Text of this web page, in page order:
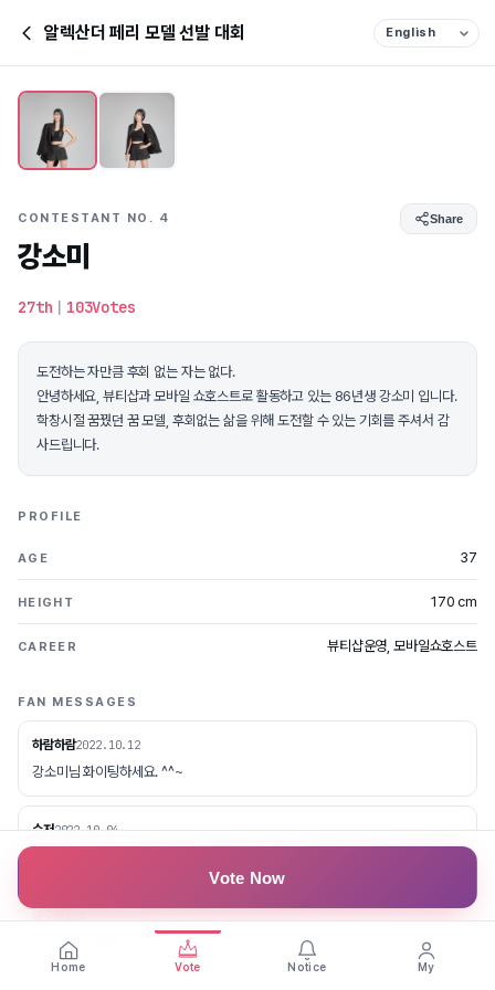
알렉산더 페리 모델 선발 대회
CONTESTANT NO. 4 Share
강소미
27th | 103Votes
도전하는 자만큼 후회 없는 자는 없다.
안녕하세요, 뷰티샵과 모바일 쇼호스트로 활동하고 있는 86년생 강소미 입니다.
학창시절 꿈꿨던 꿈 모델, 후회없는 삶을 위해 도전할 수 있는 기회를 주셔서 감
사드립니다.
PROFILE
AGE 37
HEIGHT 170 cm
CAREER 뷰티샵운영, 모바일쇼호스트
FAN MESSAGES
하람하람2022.10.12
강소미님 화이팅하세요. ^^~
수저2022.10.04
진심으로 응원합니다
Vote Now
Home Vote Notice My